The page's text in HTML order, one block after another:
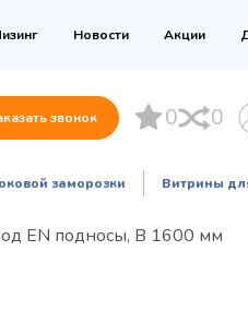
Новости Акции
звонок 0 0
заморозки Витрины
EN подносы, В 1600 мм